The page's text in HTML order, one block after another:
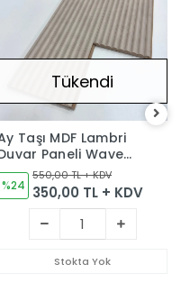
Tükendi
Taşı MDF Lambri
Paneli Wave
%24
550,00 TL + KDV
350,00 TL + KDV
Stokta Yok